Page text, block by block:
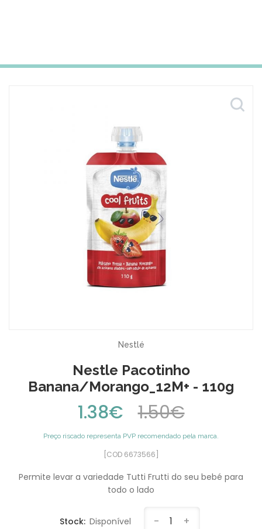
Nestlé
Nestle Pacotinho
Banana/Morango_12M+ - 110g
1.38€ 1.50€
Preço riscado representa PVP recomendado pela marca.
[COD 6673566]
Permite levar a variedade Tutti Frutti do seu bebé para
todo o lado
Stock: Disponível - 1 +